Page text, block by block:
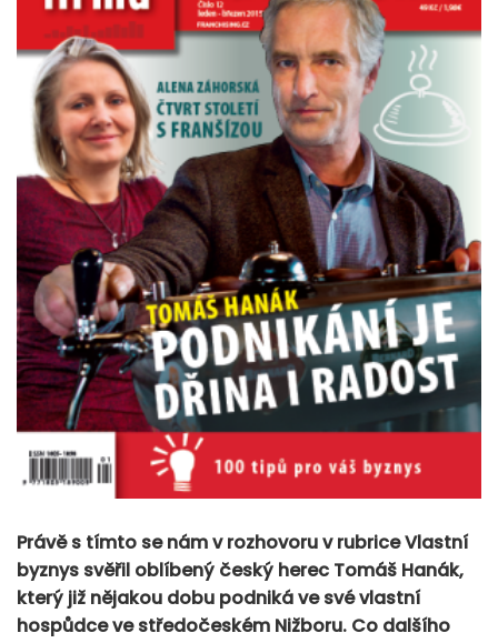
Právě s tímto se nám v rozhovoru v rubrice Vlastní
byznys svěřil oblíbený český herec Tomáš Hanák,
který již nějakou dobu podniká ve své vlastní
hospůdce ve středočeském Nižboru. Co dalšího